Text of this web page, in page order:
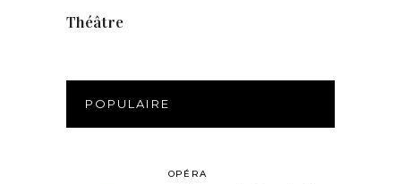
Théâtre
POPULAIRE
OPÉRA